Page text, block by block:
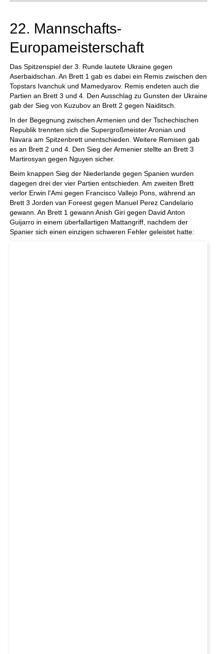
individueller als je zuvor.
22. Mannschafts-
Europameisterschaft
Das Spitzenspiel der 3. Runde lautete Ukraine gegen
Aserbaidschan. An Brett 1 gab es dabei ein Remis zwischen den
Topstars Ivanchuk und Mamedyarov. Remis endeten auch die
Partien an Brett 3 und 4. Den Ausschlag zu Gunsten der Ukraine
gab der Sieg von Kuzubov an Brett 2 gegen Naiditsch.
In der Begegnung zwischen Armenien und der Tschechischen
Republik trennten sich die Supergroßmeister Aronian und
Navara am Spitzenbrett unentschieden. Weitere Remisen gab
es an Brett 2 und 4. Den Sieg der Armenier stellte an Brett 3
Martirosyan gegen Nguyen sicher.
Beim knappen Sieg der Niederlande gegen Spanien wurden
dagegen drei der vier Partien entschieden. Am zweiten Brett
verlor Erwin l'Ami gegen Francisco Vallejo Pons, während an
Brett 3 Jorden van Foreest gegen Manuel Perez Candelario
gewann. An Brett 1 gewann Anish Giri gegen David Anton
Guijarro in einem überfallartigen Mattangriff, nachdem der
Spanier sich einen einzigen schweren Fehler geleistet hatte: